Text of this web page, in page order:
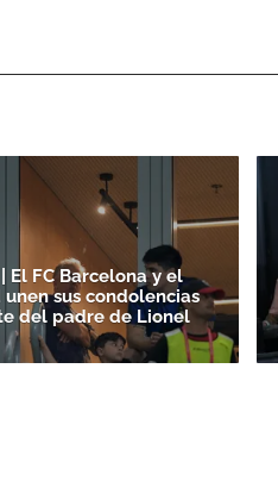
El FC Barcelona y el
sus condolencias
del padre de Lionel